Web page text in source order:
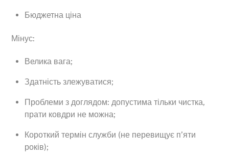
Бюджетна ціна
Мінус:
Велика вага;
Здатність злежуватися;
Проблеми з доглядом: допустима тільки чистка,
прати ковдри не можна;
Короткий термін служби (не перевищує п’яти
років);